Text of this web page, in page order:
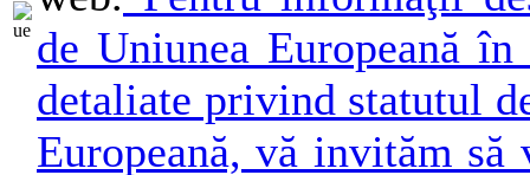
de Uniunea Europeană
detaliate privind statutul
Europeană, vă invităm